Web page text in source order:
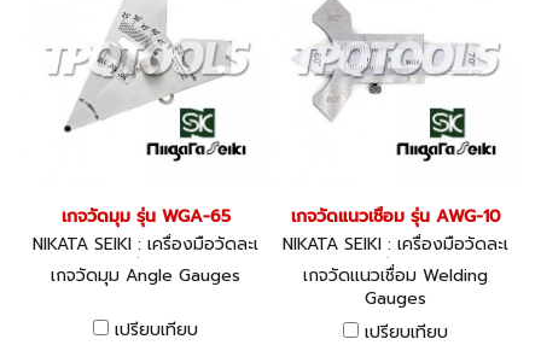
เกจวัดมุม รุ่น WGA-65
NIKATA SEIKI : เครื่องมือวัดละเ
อียด
เกจวัดมุม Angle Gauges
เปรียบเทียบ
เกจวัดแนวเชื่อม รุ่น AWG-10
NIKATA SEIKI : เครื่องมือวัดละเ
อียด
เกจวัดแนวเชื่อม Welding
Gauges
เปรียบเทียบ